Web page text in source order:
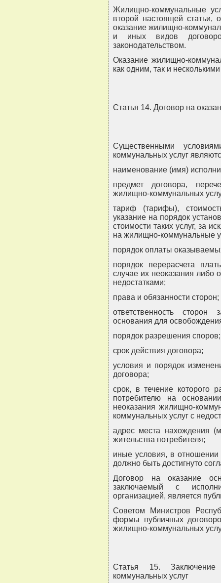
Жилищно-коммунальные
второй настоящей статьи,
оказание жилищно-
и иных видов
законодательством.
Оказание жилищно-
как одним, так и
Статья 14. Договор на
Существенными
коммунальных услуг
наименование (имя)
предмет договора,
жилищно-коммунальных
тариф (тарифы),
указание на порядок
стоимости таких услуг, за
на жилищно-коммунальные
порядок оплаты
порядок перерасчета
случае их неоказания либо
недостатками;
права и обязанности сторон;
ответственность
основания для
порядок разрешения споров;
срок действия договора;
условия и порядок
договора;
срок, в течение которого
потребителю на
неоказания жилищно-
коммунальных услуг с
адрес места нахождения
жительства потребителя;
иные условия, в
должно быть достигнуто
Договор на оказание
заключаемый с
организацией, является
Советом Министров
формы публичных
жилищно-коммунальных
Статья 15.
коммунальных услуг